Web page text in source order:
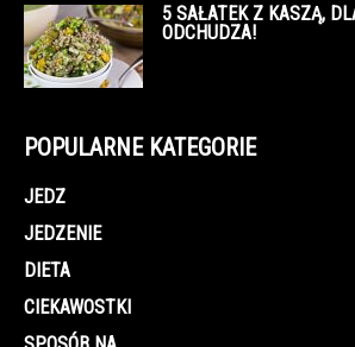
5 SAŁATEK Z KASZĄ,
ODCHUDZA!
POPULARNE KATEGORIE
JEDZ
JEDZENIE
DIETA
CIEKAWOSTKI